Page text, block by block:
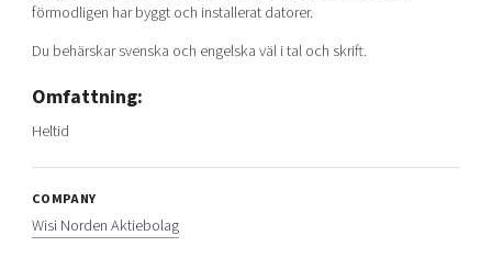
förmodligen har byggt och installerat datorer.
Du behärskar svenska och engelska väl i tal och skrift.
Omfattning:
Heltid
COMPANY
Wisi Norden Aktiebolag